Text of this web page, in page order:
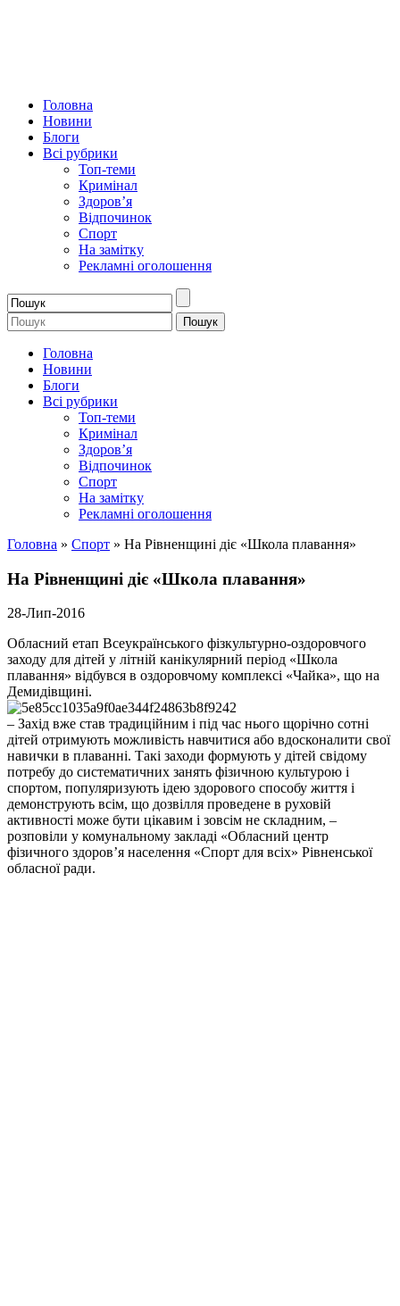
Головна
Новини
Блоги
Всі рубрики
Топ-теми
Кримінал
Здоров’я
Відпочинок
Спорт
На замітку
Рекламні оголошення
Головна
Новини
Блоги
Всі рубрики
Топ-теми
Кримінал
Здоров’я
Відпочинок
Спорт
На замітку
Рекламні оголошення
Головна » Спорт » На Рівненщині діє «Школа плавання»
На Рівненщині діє «Школа плавання»
28-Лип-2016
Обласний етап Всеукраїнського фізкультурно-оздоровчого
заходу для дітей у літній канікулярний період «Школа
плавання» відбувся в оздоровчому комплексі «Чайка», що на
Демидівщині.
– Захід вже став традиційним і під час нього щорічно сотні
дітей отримують можливість навчитися або вдосконалити свої
навички в плаванні. Такі заходи формують у дітей свідому
потребу до систематичних занять фізичною культурою і
спортом, популяризують ідею здорового способу життя і
демонструють всім, що дозвілля проведене в руховій
активності може бути цікавим і зовсім не складним, –
розповіли у комунальному закладі «Обласний центр
фізичного здоров’я населення «Спорт для всіх» Рівненської
обласної ради.